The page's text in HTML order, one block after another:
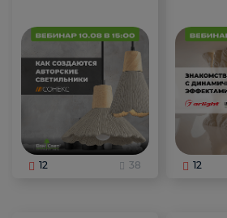
12 38 12